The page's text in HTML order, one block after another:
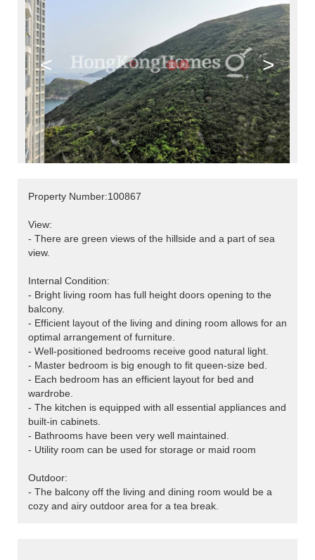
< >
Property Number:100867
View:
- There are green views of the hillside and a part of sea
view.
Internal Condition:
- Bright living room has full height doors opening to the
balcony.
- Efficient layout of the living and dining room allows for an
optimal arrangement of furniture.
- Well-positioned bedrooms receive good natural light.
- Master bedroom is big enough to fit queen-size bed.
- Each bedroom has an efficient layout for bed and
wardrobe.
- The kitchen is equipped with all essential appliances and
built-in cabinets.
- Bathrooms have been very well maintained.
- Utility room can be used for storage or maid room
Outdoor:
- The balcony off the living and dining room would be a
cozy and airy outdoor area for a tea break.